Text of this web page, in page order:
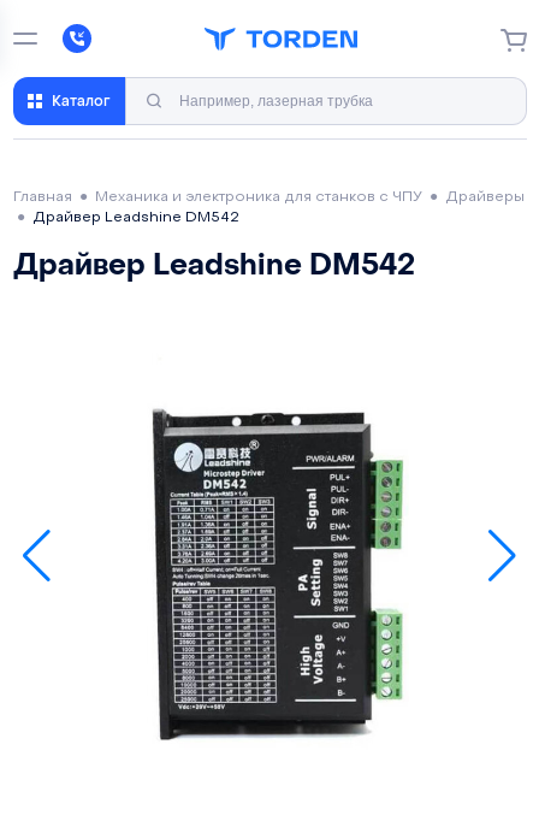
Каталог
Главная ● Механика и электроника для станков с ЧПУ●
Драйверы
●
Драйвер Leadshine DM542
Драйвер Leadshine DM542